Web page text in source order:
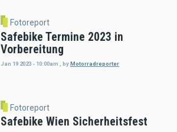
Fotoreport
Safebike Termine 2023 in
Vorbereitung
Jan 19 2023 - 10:00am byMotorradreporter
Fotoreport
Safebike Wien Sicherheitsfest